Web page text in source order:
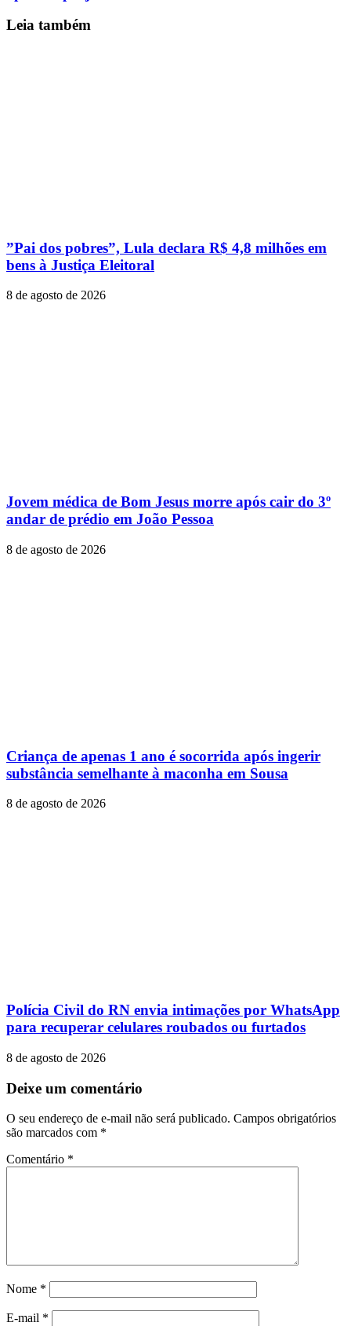
Leia também
”Pai dos pobres”, Lula declara R$ 4,8 milhões em
bens à Justiça Eleitoral
8 de agosto de 2026
Jovem médica de Bom Jesus morre após cair do 3º
andar de prédio em João Pessoa
8 de agosto de 2026
Criança de apenas 1 ano é socorrida após ingerir
substância semelhante à maconha em Sousa
8 de agosto de 2026
Polícia Civil do RN envia intimações por WhatsApp
para recuperar celulares roubados ou furtados
8 de agosto de 2026
Deixe um comentário
O seu endereço de e-mail não será publicado. Campos obrigatórios
são marcados com *
Comentário *
Nome *
E-mail *